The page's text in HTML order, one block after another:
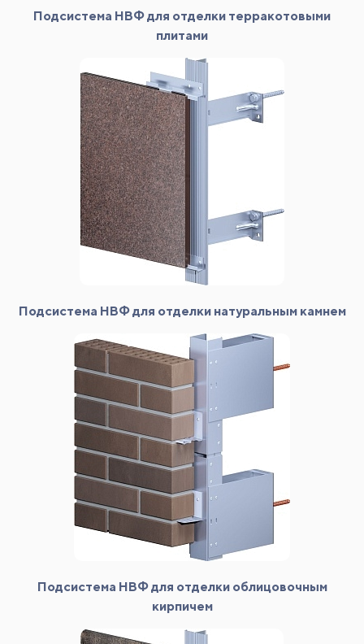
Подсистема НВФ для отделки терракотовыми
плитами
Подсистема НВФ для отделки натуральным камнем
Подсистема НВФ для отделки облицовочным
кирпичем